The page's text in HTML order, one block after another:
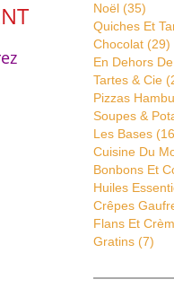
Noël (35)
Quiches Et
Chocolat (29)
En Dehors
Tartes & Cie
Pizzas
Soupes &
Les Bases
Cuisine Du
Bonbons Et
Huiles
Crêpes
Flans Et
Gratins (7)